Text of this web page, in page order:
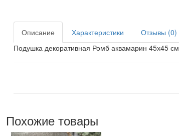
Описание Характеристики
Отзывы (0)
Подушка декоративная Ромб аквамарин 45х45
Похожие товары